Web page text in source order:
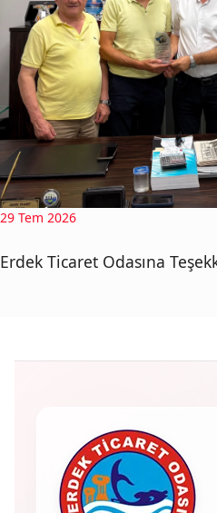
29 Tem 2026
Erdek Ticaret Odasına